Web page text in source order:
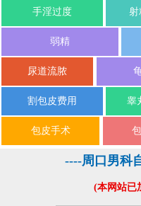
手淫过度 射
弱精
尿道流脓
割包皮费用 睾
包皮手术
----周口男科
(本网站已